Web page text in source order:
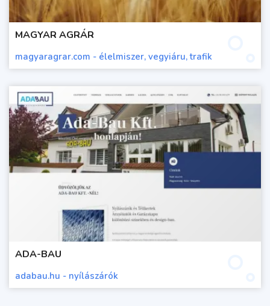
MAGYAR AGRÁR
magyaragrar.com - élelmiszer, vegyiáru, trafik
ADA-BAU
adabau.hu - nyílászárók